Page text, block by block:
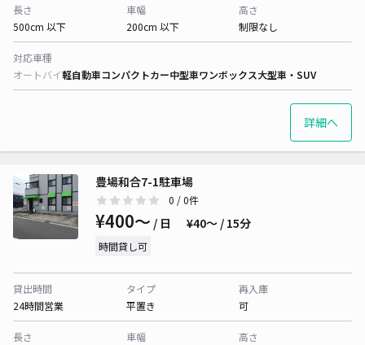
長さ
500cm 以下
車幅
200cm 以下
高さ
制限なし
対応車種
オートバイ軽自動車コンパクトカー中型車ワンボックス大型車・SUV
詳細へ
豊場和合7-1駐車場
0 / 0件
¥400〜 / 日 ¥40〜 / 15分
時間貸し可
貸出時間
24時間営業
タイプ
平置き
再入庫
可
長さ
車幅
高さ